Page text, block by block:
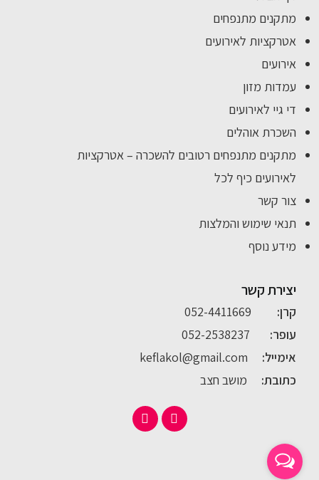
מתקנים מתנפחים
אטרקציות לאירועים
אירועים
עמדות מזון
די גיי לאירועים
השכרת אוהלים
מתקנים מתנפחים רטובים להשכרה – אטרקציות
לאירועים כיף לכל
צור קשר
תנאי שימוש והמלצות
מידע נוסף
יצירת קשר
קרן:
052-4411669
עופר:
052-2538237
אימייל:
keflakol@gmail.com
כתובת: מושב חצב